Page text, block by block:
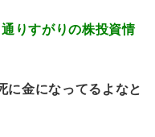
りすがりの株投資情
に金になってるよなと